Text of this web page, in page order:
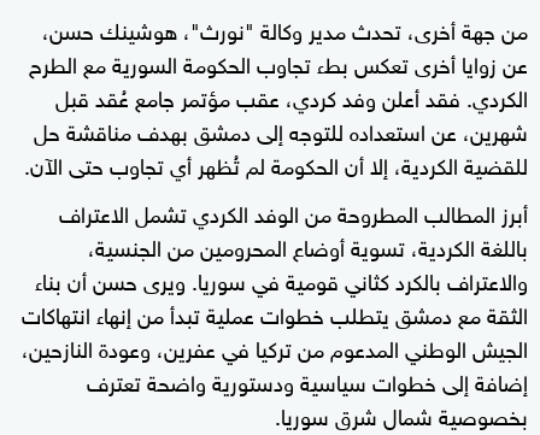
من جهة أخرى، تحدث مدير وكالة "نورث"، هوشينك حسن،
عن زوايا أخرى تعكس بطء تجاوب الحكومة السورية مع الطرح
الكردي. فقد أعلن وفد كردي، عقب مؤتمر جامع عُقد قبل
شهرين، عن استعداده للتوجه إلى دمشق بهدف مناقشة حل
للقضية الكردية، إلا أن الحكومة لم تُظهر أي تجاوب حتى الآن.
أبرز المطالب المطروحة من الوفد الكردي تشمل الاعتراف
باللغة الكردية، تسوية أوضاع المحرومين من الجنسية،
والاعتراف بالكرد كثاني قومية في سوريا. ويرى حسن أن بناء
الثقة مع دمشق يتطلب خطوات عملية تبدأ من إنهاء انتهاكات
الجيش الوطني المدعوم من تركيا في عفرين، وعودة النازحين،
إضافة إلى خطوات سياسية ودستورية واضحة تعترف
بخصوصية شمال شرق سوريا.